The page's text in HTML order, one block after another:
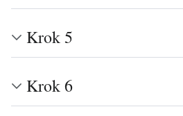
Krok 5
Krok 6